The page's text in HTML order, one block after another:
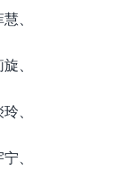
、
、
、
、